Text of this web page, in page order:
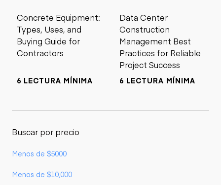
Concrete Equipment:
Types, Uses, and
Buying Guide for
Contractors
6 LECTURA MÍNIMA
Data Center
Construction
Management Best
Practices for Reliable
Project Success
6 LECTURA MÍNIMA
Buscar por precio
Menos de $5000
Menos de $10,000